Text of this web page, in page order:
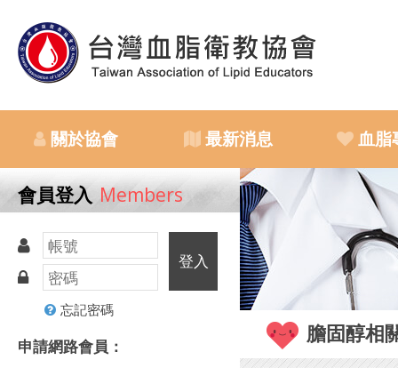
關於協會 最新消息 血脂
會員登入 Members
登入
忘記密碼
申請網路會員：
膽固醇相